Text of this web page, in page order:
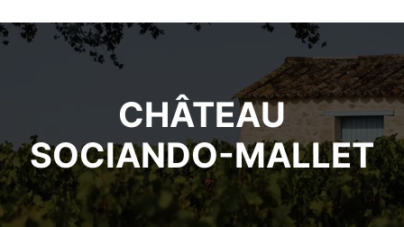
CHÂTEAU
SOCIANDO-MALLET